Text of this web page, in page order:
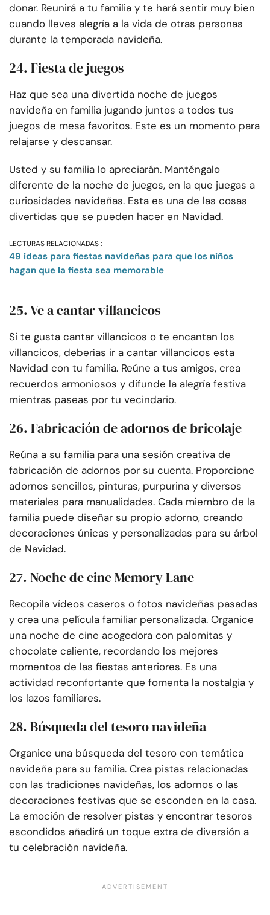
donar. Reunirá a tu familia y te hará sentir muy bien
cuando lleves alegría a la vida de otras personas
durante la temporada navideña.
24. Fiesta de juegos
Haz que sea una divertida noche de juegos
navideña en familia jugando juntos a todos tus
juegos de mesa favoritos. Este es un momento para
relajarse y descansar.
Usted y su familia lo apreciarán. Manténgalo
diferente de la noche de juegos, en la que juegas a
curiosidades navideñas. Esta es una de las cosas
divertidas que se pueden hacer en Navidad.
LECTURAS RELACIONADAS :
49 ideas para fiestas navideñas para que los niños
hagan que la fiesta sea memorable
25. Ve a cantar villancicos
Si te gusta cantar villancicos o te encantan los
villancicos, deberías ir a cantar villancicos esta
Navidad con tu familia. Reúne a tus amigos, crea
recuerdos armoniosos y difunde la alegría festiva
mientras paseas por tu vecindario.
26. Fabricación de adornos de bricolaje
Reúna a su familia para una sesión creativa de
fabricación de adornos por su cuenta. Proporcione
adornos sencillos, pinturas, purpurina y diversos
materiales para manualidades. Cada miembro de la
familia puede diseñar su propio adorno, creando
decoraciones únicas y personalizadas para su árbol
de Navidad.
27. Noche de cine Memory Lane
Recopila vídeos caseros o fotos navideñas pasadas
y crea una película familiar personalizada. Organice
una noche de cine acogedora con palomitas y
chocolate caliente, recordando los mejores
momentos de las fiestas anteriores. Es una
actividad reconfortante que fomenta la nostalgia y
los lazos familiares.
28. Búsqueda del tesoro navideña
Organice una búsqueda del tesoro con temática
navideña para su familia. Crea pistas relacionadas
con las tradiciones navideñas, los adornos o las
decoraciones festivas que se esconden en la casa.
La emoción de resolver pistas y encontrar tesoros
escondidos añadirá un toque extra de diversión a
tu celebración navideña.